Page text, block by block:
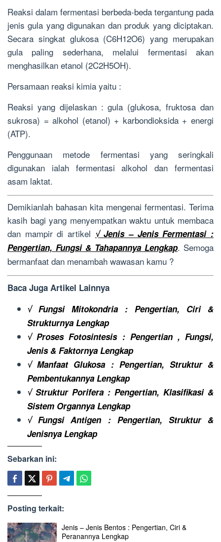
Reaksi dalam fermentasi berbeda-beda tergantung pada
jenis gula yang digunakan dan produk yang diciptakan.
Secara singkat glukosa (C6H12O6) yang merupakan
gula paling sederhana, melalui fermentasi akan
menghasilkan etanol (2C2H5OH).
Persamaan reaksi kimia yaitu :
Reaksi yang dijelaskan : gula (glukosa, fruktosa dan
sukrosa) = alkohol (etanol) + karbondioksida + energi
(ATP).
Penggunaan metode fermentasi yang seringkali
digunakan ialah fermentasi alkohol dan fermentasi
asam laktat.
Demikianlah bahasan kita mengenai fermentasi. Terima
kasih bagi yang menyempatkan waktu untuk membaca
dan mampir di artikel √ Jenis – Jenis Fermentasi :
Pengertian, Fungsi & Tahapannya Lengkap. Semoga
bermanfaat dan menambah wawasan kamu ?
Baca Juga Artikel Lainnya
√ Fungsi Mitokondria : Pengertian, Ciri &
Strukturnya Lengkap
√ Proses Fotosintesis : Pengertian , Fungsi,
Jenis & Faktornya Lengkap
√ Manfaat Glukosa : Pengertian, Struktur &
Pembentukannya Lengkap
√ Struktur Porifera : Pengertian, Klasifikasi &
Sistem Organnya Lengkap
√ Fungsi Antigen : Pengertian, Struktur &
Jenisnya Lengkap
Sebarkan ini:
Posting terkait:
Jenis – Jenis Bentos : Pengertian, Ciri &
Peranannya Lengkap